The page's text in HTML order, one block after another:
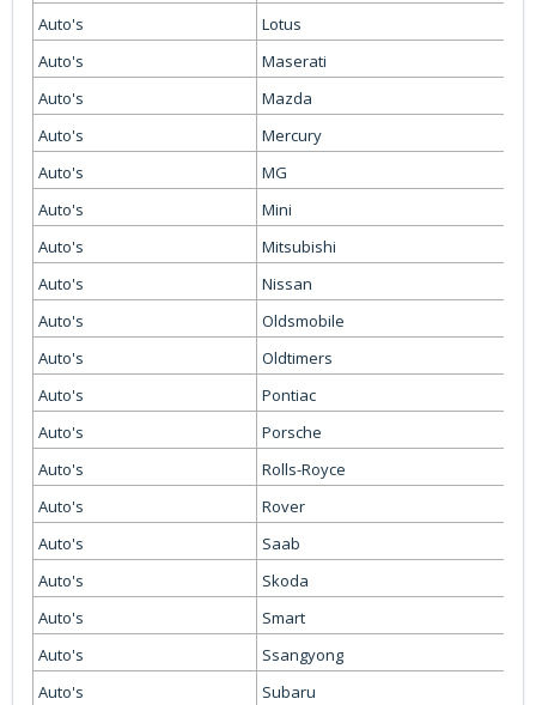
Auto's
Lotus
Auto's
Maserati
Auto's
Mazda
Auto's
Mercury
Auto's
MG
Auto's
Mini
Auto's
Mitsubishi
Auto's
Nissan
Auto's
Oldsmobile
Auto's
Oldtimers
Auto's
Pontiac
Auto's
Porsche
Auto's
Rolls-Royce
Auto's
Rover
Auto's
Saab
Auto's
Skoda
Auto's
Smart
Auto's
Ssangyong
Auto's
Subaru